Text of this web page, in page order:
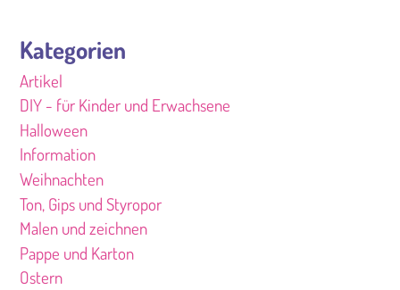
Kategorien
Artikel
DIY - für Kinder und Erwachsene
Halloween
Information
Weihnachten
Ton, Gips und Styropor
Malen und zeichnen
Pappe und Karton
Ostern